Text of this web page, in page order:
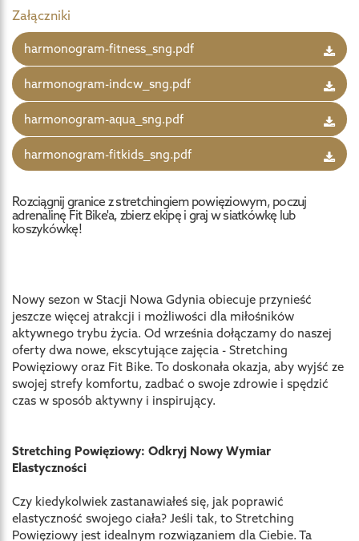
Załączniki
harmonogram-fitness_sng.pdf
harmonogram-indcw_sng.pdf
harmonogram-aqua_sng.pdf
harmonogram-fitkids_sng.pdf
Rozciągnij granice z stretchingiem powięziowym, poczuj
adrenalinę Fit Bike'a, zbierz ekipę i graj w siatkówkę lub
koszykówkę!
Nowy sezon w Stacji Nowa Gdynia obiecuje przynieść
jeszcze więcej atrakcji i możliwości dla miłośników
aktywnego trybu życia. Od września dołączamy do naszej
oferty dwa nowe, ekscytujące zajęcia - Stretching
Powięziowy oraz Fit Bike. To doskonała okazja, aby wyjść ze
swojej strefy komfortu, zadbać o swoje zdrowie i spędzić
czas w sposób aktywny i inspirujący.
Stretching Powięziowy: Odkryj Nowy Wymiar
Elastyczności
Czy kiedykolwiek zastanawiałeś się, jak poprawić
elastyczność swojego ciała? Jeśli tak, to Stretching
Powięziowy jest idealnym rozwiązaniem dla Ciebie. Ta